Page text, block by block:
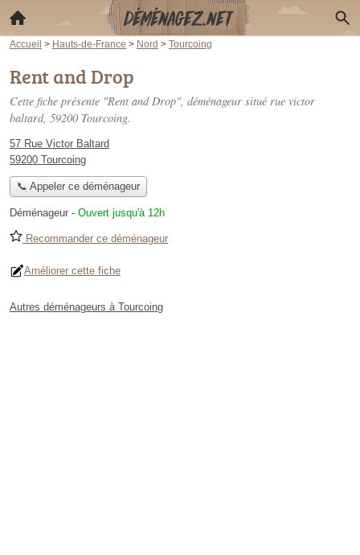
Accueil > Hauts-de-France > Nord > Tourcoing
Rent and Drop
Cette fiche présente "Rent and Drop", déménageur situé rue victor
baltard, 59200 Tourcoing.
57 Rue Victor Baltard
59200 Tourcoing
📞 Appeler ce déménageur
Déménageur - Ouvert jusqu'à 12h
Recommander ce déménageur
Améliorer cette fiche
Autres déménageurs à Tourcoing